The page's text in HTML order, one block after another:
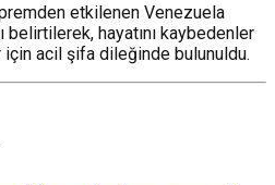
etkilenen Venezuela
belirtilerek, hayatını kaybedenler
için acil şifa dileğinde bulunuldu.